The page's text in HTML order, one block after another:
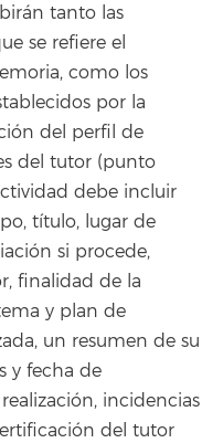
tanto las
se refiere el
como los
por la
del perfil de
del tutor (punto
debe incluir
título, lugar de
si procede,
finalidad de la
y plan de
un resumen de su
y fecha de
incidencias
del tutor